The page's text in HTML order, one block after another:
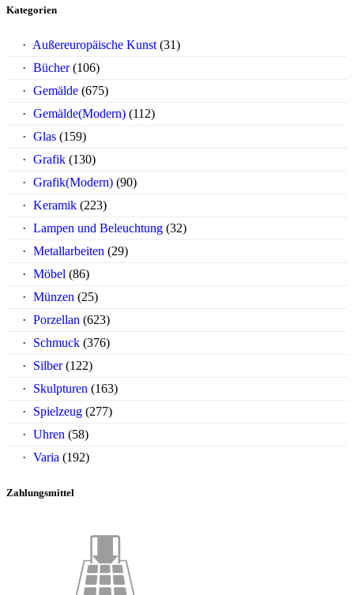
Kategorien
Außereuropäische Kunst (31)
Bücher (106)
Gemälde (675)
Gemälde(Modern) (112)
Glas (159)
Grafik (130)
Grafik(Modern) (90)
Keramik (223)
Lampen und Beleuchtung (32)
Metallarbeiten (29)
Möbel (86)
Münzen (25)
Porzellan (623)
Schmuck (376)
Silber (122)
Skulpturen (163)
Spielzeug (277)
Uhren (58)
Varia (192)
Zahlungsmittel